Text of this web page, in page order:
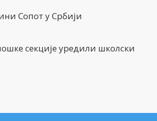
Сопот у Србији
секције уредили школски